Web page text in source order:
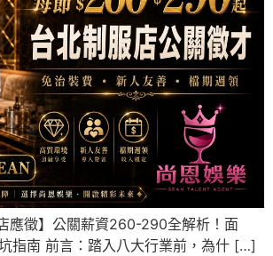
應徵】公關薪資260-290全解析！面
指南 前言：踏入八大行業前，為什 […]